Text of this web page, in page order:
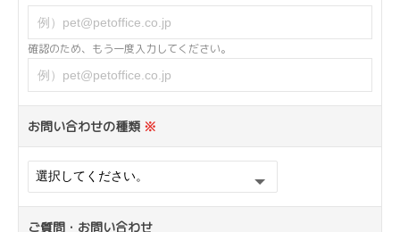
確認のため、もう一度入力してください。
お問い合わせの種類 ※
ご質問・お問い合わせ